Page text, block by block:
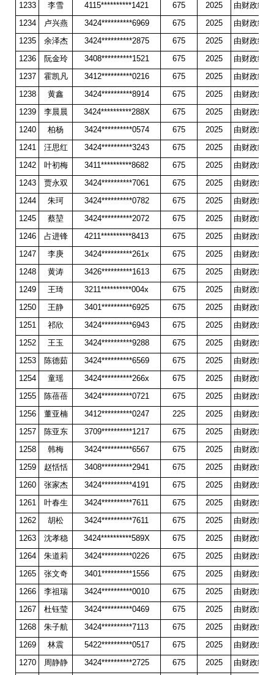
1233
李雪 4115**********1421 675 2025
由财政统
1234
卢兴燕 3424**********6969 675 2025
由财政统
1235
余泽杰 3424**********2875 675 2025
由财政统
1236
阮金玲 3408**********1521 675 2025
由财政统
1237
霍凯凡 3412**********0216 675 2025
由财政统
1238
黄鑫 3424**********8914 675 2025
由财政统
1239
李晨晨 3424**********288X 675 2025
由财政统
1240
柏杨 3424**********0574 675 2025
由财政统
1241
汪思红 3424**********3243 675 2025
由财政统
1242
叶初梅 3411**********8682 675 2025
由财政统
1243
贾永双 3424**********7061 675 2025
由财政统
1244
朱珂 3424**********0782 675 2025
由财政统
1245
蔡堃 3424**********2072 675 2025
由财政统
1246
占进锋 4211**********8413 675 2025
由财政统
1247
李庚 3424**********261x 675 2025
由财政统
1248
黄涛 3426**********1613 675 2025
由财政统
1249
王琦 3211**********004x 675 2025
由财政统
1250
王静 3401**********6925 675 2025
由财政统
1251
祁欣 3424**********6943 675 2025
由财政统
1252
王玉 3424**********9288 675 2025
由财政统
1253
陈德茹 3424**********6569 675 2025
由财政统
1254
童瑶 3424**********266x 675 2025
由财政统
1255
陈蓓蓓 3424**********0721 675 2025
由财政统
1256
董亚楠 3412**********0247 225 2025
由财政统
1257
陈亚东 3709**********1217 675 2025
由财政统
1258
韩梅 3424**********6567 675 2025
由财政统
1259
赵恬恬 3408**********2941 675 2025
由财政统
1260
张家杰 3424**********4191 675 2025
由财政统
1261
叶春生 3424**********7611 675 2025
由财政统
1262
胡松 3424**********7611 675 2025
由财政统
1263
沈孝稳 3424**********589X 675 2025
由财政统
1264
朱道莉 3424**********0226 675 2025
由财政统
1265
张文奇 3401**********1556 675 2025
由财政统
1266
李祖瑞 3424**********0010 675 2025
由财政统
1267
杜钰莹 3424**********0469 675 2025
由财政统
1268
朱子航 3424**********7113 675 2025
由财政统
1269
林震 5422**********0517 675 2025
由财政统
1270
周静静 3424**********2725 675 2025 由财政统